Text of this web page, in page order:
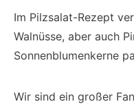
Im Pilzsalat-Rezept
Walnüsse, aber auch
Sonnenblumenkerne
Wir sind ein großer